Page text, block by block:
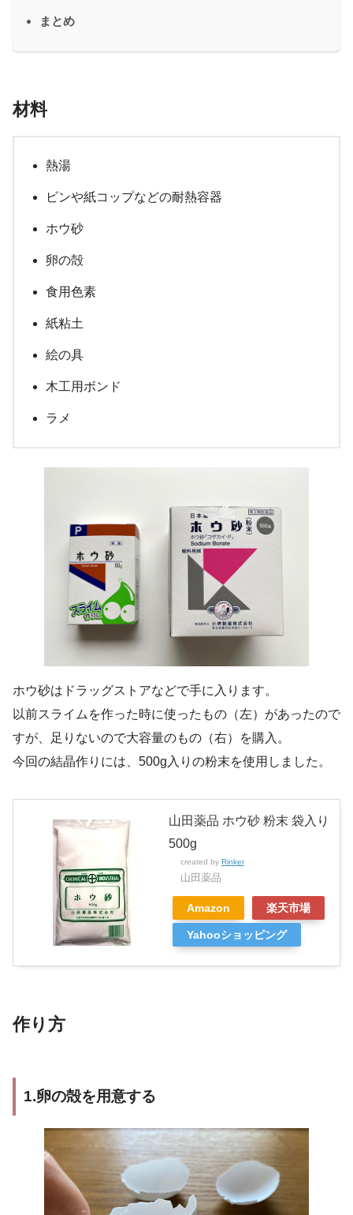
まとめ
材料
熱湯
ビンや紙コップなどの耐熱容器
ホウ砂
卵の殻
食用色素
紙粘土
絵の具
木工用ボンド
ラメ
ホウ砂はドラッグストアなどで手に入ります。
以前スライムを作った時に使ったもの（左）があったので
すが、足りないので大容量のもの（右）を購入。
今回の結晶作りには、500g入りの粉末を使用しました。
山田薬品 ホウ砂 粉末 袋入り
500g
created by Rinker
山田薬品
Amazon 楽天市場
Yahooショッピング
作り方
1.卵の殻を用意する